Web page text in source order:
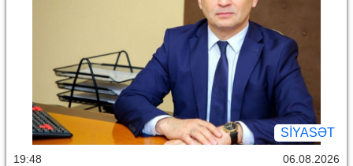
SİYASƏT
19:48 06.08.2026